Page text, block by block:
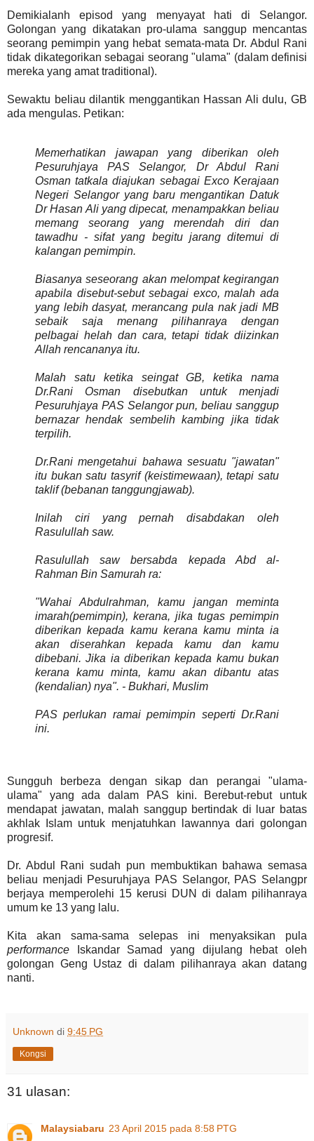
Demikialanh episod yang menyayat hati di Selangor.
Golongan yang dikatakan pro-ulama sanggup mencantas
seorang pemimpin yang hebat semata-mata Dr. Abdul Rani
tidak dikategorikan sebagai seorang "ulama" (dalam definisi
mereka yang amat traditional).
Sewaktu beliau dilantik menggantikan Hassan Ali dulu, GB
ada mengulas. Petikan:
Memerhatikan jawapan yang diberikan oleh
Pesuruhjaya PAS Selangor, Dr Abdul Rani
Osman tatkala diajukan sebagai Exco Kerajaan
Negeri Selangor yang baru mengantikan Datuk
Dr Hasan Ali yang dipecat, menampakkan beliau
memang seorang yang merendah diri dan
tawadhu - sifat yang begitu jarang ditemui di
kalangan pemimpin.
Biasanya seseorang akan melompat kegirangan
apabila disebut-sebut sebagai exco, malah ada
yang lebih dasyat, merancang pula nak jadi MB
sebaik saja menang pilihanraya dengan
pelbagai helah dan cara, tetapi tidak diizinkan
Allah rencananya itu.
Malah satu ketika seingat GB, ketika nama
Dr.Rani Osman disebutkan untuk menjadi
Pesuruhjaya PAS Selangor pun, beliau sanggup
bernazar hendak sembelih kambing jika tidak
terpilih.
Dr.Rani mengetahui bahawa sesuatu "jawatan"
itu bukan satu tasyrif (keistimewaan), tetapi satu
taklif (bebanan tanggungjawab).
Inilah ciri yang pernah disabdakan oleh
Rasulullah saw.
Rasulullah saw bersabda kepada Abd al-
Rahman Bin Samurah ra:
"Wahai Abdulrahman, kamu jangan meminta
imarah(pemimpin), kerana, jika tugas pemimpin
diberikan kepada kamu kerana kamu minta ia
akan diserahkan kepada kamu dan kamu
dibebani. Jika ia diberikan kepada kamu bukan
kerana kamu minta, kamu akan dibantu atas
(kendalian) nya". - Bukhari, Muslim
PAS perlukan ramai pemimpin seperti Dr.Rani
ini.
Sungguh berbeza dengan sikap dan perangai "ulama-
ulama" yang ada dalam PAS kini. Berebut-rebut untuk
mendapat jawatan, malah sanggup bertindak di luar batas
akhlak Islam untuk menjatuhkan lawannya dari golongan
progresif.
Dr. Abdul Rani sudah pun membuktikan bahawa semasa
beliau menjadi Pesuruhjaya PAS Selangor, PAS Selangpr
berjaya memperolehi 15 kerusi DUN di dalam pilihanraya
umum ke 13 yang lalu.
Kita akan sama-sama selepas ini menyaksikan pula
performance Iskandar Samad yang dijulang hebat oleh
golongan Geng Ustaz di dalam pilihanraya akan datang
nanti.
Unknown di 9:45 PG
Kongsi
31 ulasan:
Malaysiabaru 23 April 2015 pada 8:58 PTG